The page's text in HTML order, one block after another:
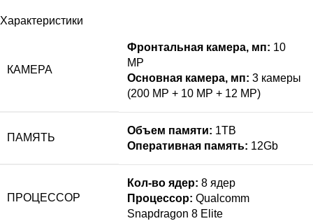
Характеристики
КАМЕРА
Фронтальная камера, мп: 10
MP
Основная камера, мп: 3 камеры
(200 MP + 10 MP + 12 MP)
ПАМЯТЬ
Объем памяти: 1TB
Оперативная память: 12Gb
ПРОЦЕССОР
Кол-во ядер: 8 ядер
Процессор: Qualcomm
Snapdragon 8 Elite